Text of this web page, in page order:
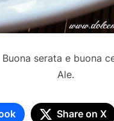
Buona serata e buona
Ale.
Share on X